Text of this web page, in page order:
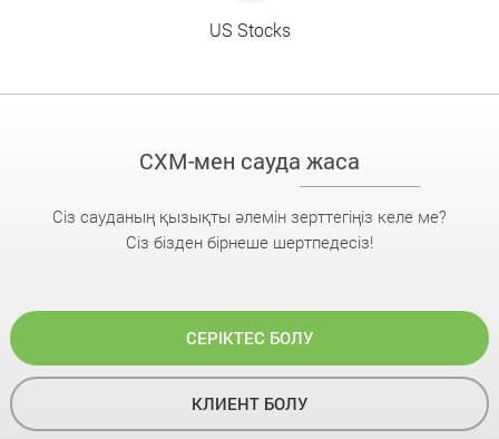
US Stocks
CXM-мен сауда жаса
Сіз сауданың қызықты әлемін зерттегіңіз келе ме?
Сіз бізден бірнеше шертпедесіз!
СЕРІКТЕС БОЛУ
КЛИЕНТ БОЛУ